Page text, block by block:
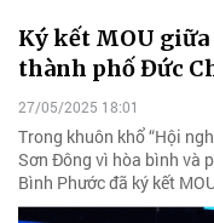
Ký kết MOU
thành phố Đức
27/05/2025 18:01
Trong khuôn khổ “Hội
Sơn Đông vì hòa bình và
Bình Phước đã ký kết